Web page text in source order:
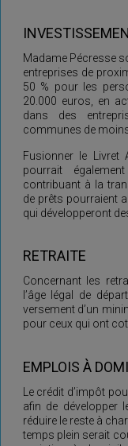
Madame Pécresse
entreprises de
50 % pour les
20.000 euros, en
dans des
communes de
Fusionner le Livret
pourrait
contribuant à la
de prêts pourraient
qui développeront
RETRAITE
Concernant les
l’âge légal de
versement d’un
pour ceux qui ont
EMPLOIS À
Le crédit d’impôt
afin de développer
réduire le reste à
temps plein serait